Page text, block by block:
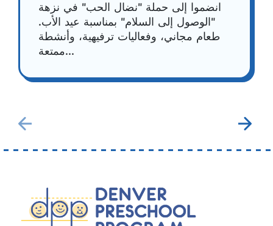
انضموا إلى حملة "نضال الحب" في نزهة
"الوصول إلى السلام" بمناسبة عيد الأب.
طعام مجاني، وفعاليات ترفيهية، وأنشطة
ممتعة...